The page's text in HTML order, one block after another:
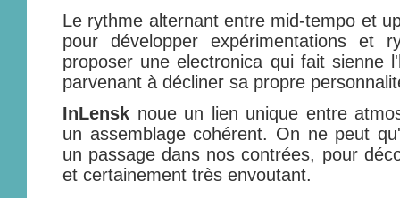
Le rythme alternant entre mid-tempo et
pour développer expérimentations et
proposer une electronica qui fait sienne
parvenant à décliner sa propre
InLensk noue un lien unique entre
un assemblage cohérent. On ne peut
un passage dans nos contrées, pour
et certainement très envoutant.